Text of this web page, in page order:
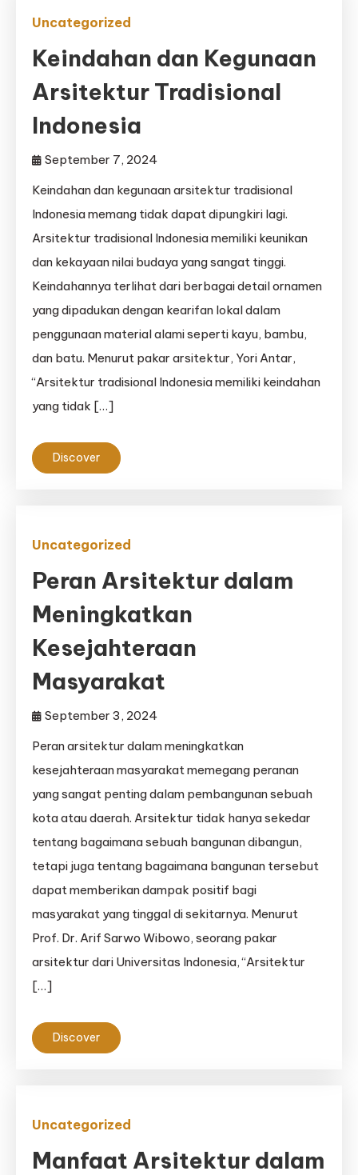
Uncategorized
Keindahan dan Kegunaan
Arsitektur Tradisional
Indonesia
September 7, 2024
Keindahan dan kegunaan arsitektur tradisional
Indonesia memang tidak dapat dipungkiri lagi.
Arsitektur tradisional Indonesia memiliki keunikan
dan kekayaan nilai budaya yang sangat tinggi.
Keindahannya terlihat dari berbagai detail ornamen
yang dipadukan dengan kearifan lokal dalam
penggunaan material alami seperti kayu, bambu,
dan batu. Menurut pakar arsitektur, Yori Antar,
“Arsitektur tradisional Indonesia memiliki keindahan
yang tidak […]
Discover
Uncategorized
Peran Arsitektur dalam
Meningkatkan
Kesejahteraan
Masyarakat
September 3, 2024
Peran arsitektur dalam meningkatkan
kesejahteraan masyarakat memegang peranan
yang sangat penting dalam pembangunan sebuah
kota atau daerah. Arsitektur tidak hanya sekedar
tentang bagaimana sebuah bangunan dibangun,
tetapi juga tentang bagaimana bangunan tersebut
dapat memberikan dampak positif bagi
masyarakat yang tinggal di sekitarnya. Menurut
Prof. Dr. Arif Sarwo Wibowo, seorang pakar
arsitektur dari Universitas Indonesia, “Arsitektur
[…]
Discover
Uncategorized
Manfaat Arsitektur dalam